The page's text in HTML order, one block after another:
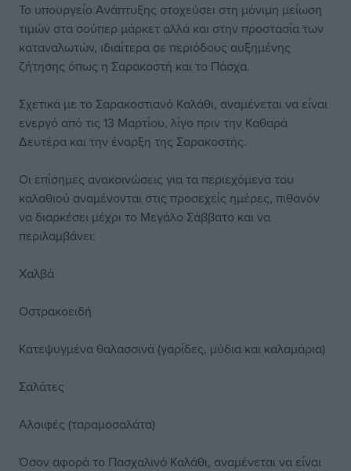
Το υπουργείο Ανάπτυξης στοχεύσει στη μόνιμη μείωση
τιμών στα σούπερ μάρκετ αλλά και στην προστασία των
καταναλωτών, ιδιαίτερα σε περιόδους αυξημένης
ζήτησης όπως η Σαρακοστή και το Πάσχα.
Σχετικά με το Σαρακοστιανό Καλάθι, αναμένεται να είναι
ενεργό από τις 13 Μαρτίου, λίγο πριν την Καθαρά
Δευτέρα και την έναρξη της Σαρακοστής.
Οι επίσημες ανακοινώσεις για τα περιεχόμενα του
καλαθιού αναμένονται στις προσεχείς ημέρες, πιθανόν
να διαρκέσει μέχρι το Μεγάλο Σάββατο και να
περιλαμβάνει:
Χαλβά
Οστρακοειδή
Κατεψυγμένα θαλασσινά (γαρίδες, μύδια και καλαμάρια)
Σαλάτες
Αλοιφές (ταραμοσαλάτα)
Όσον αφορά το Πασχαλινό Καλάθι, αναμένεται να είναι